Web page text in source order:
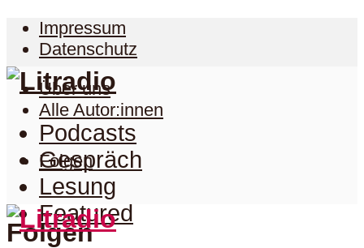
Impressum
Datenschutz
Über uns
Alle Autor:innen
Folgen
Folgen
Podcasts
Gespräch
Lesung
Featured